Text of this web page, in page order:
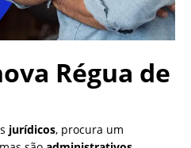
Régua de
jurídicos, procura um